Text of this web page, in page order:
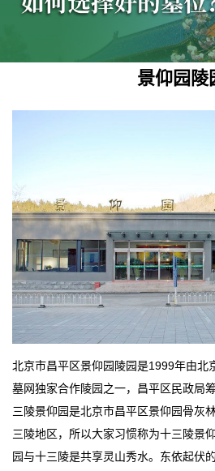
景仰园陵
北京市昌平区景仰园陵园是1999年由北
墓网独家合作陵园之一，昌平区民政局
三陵景仰园是北京市昌平区景仰园骨灰
三陵地区，所以大家习惯称为十三陵景
园与十三陵是共享灵山秀水。东依起伏